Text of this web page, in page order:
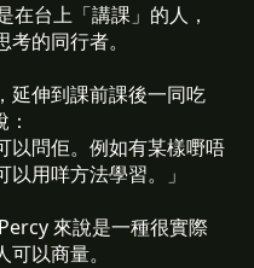
在台上「講課」的人，
的同行者。
延伸到課前課後一同吃
以問佢。例如有某樣嘢唔
用咩方法學習。」
來說是一種很實際
以商量。